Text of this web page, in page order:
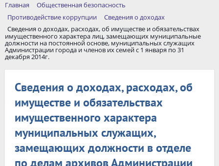
Главная
Общественная безопасность
Противодействие коррупции
Сведения о доходах
Сведения о доходах, расходах, об имуществе и обязательствах
имущественного характера лиц, замещающих муниципальные
должности на постоянной основе, муниципальных служащих
Администрации города и членов их семей с 1 января по 31
декабря 2014г.
Сведения о доходах, расходах, об
имуществе и обязательствах
имущественного характера
муниципальных служащих,
замещающих должности в отделе
по делам архивов Администрации